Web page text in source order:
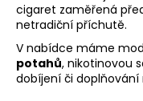
cigaret zaměřená
netradiční příchutě.
V nabídce máme
potahů, nikotinovou
dobíjení či doplňování
o
t
ř
e
b